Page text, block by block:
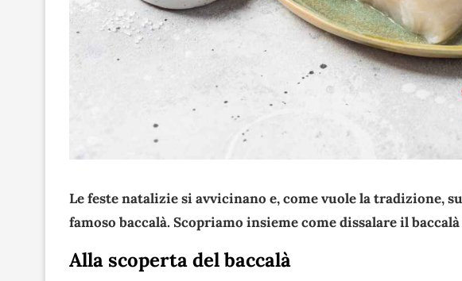
Le feste natalizie si avvicinano e, come vuole la tradizione,
famoso baccalà. Scopriamo insieme come dissalare il
Alla scoperta del baccalà